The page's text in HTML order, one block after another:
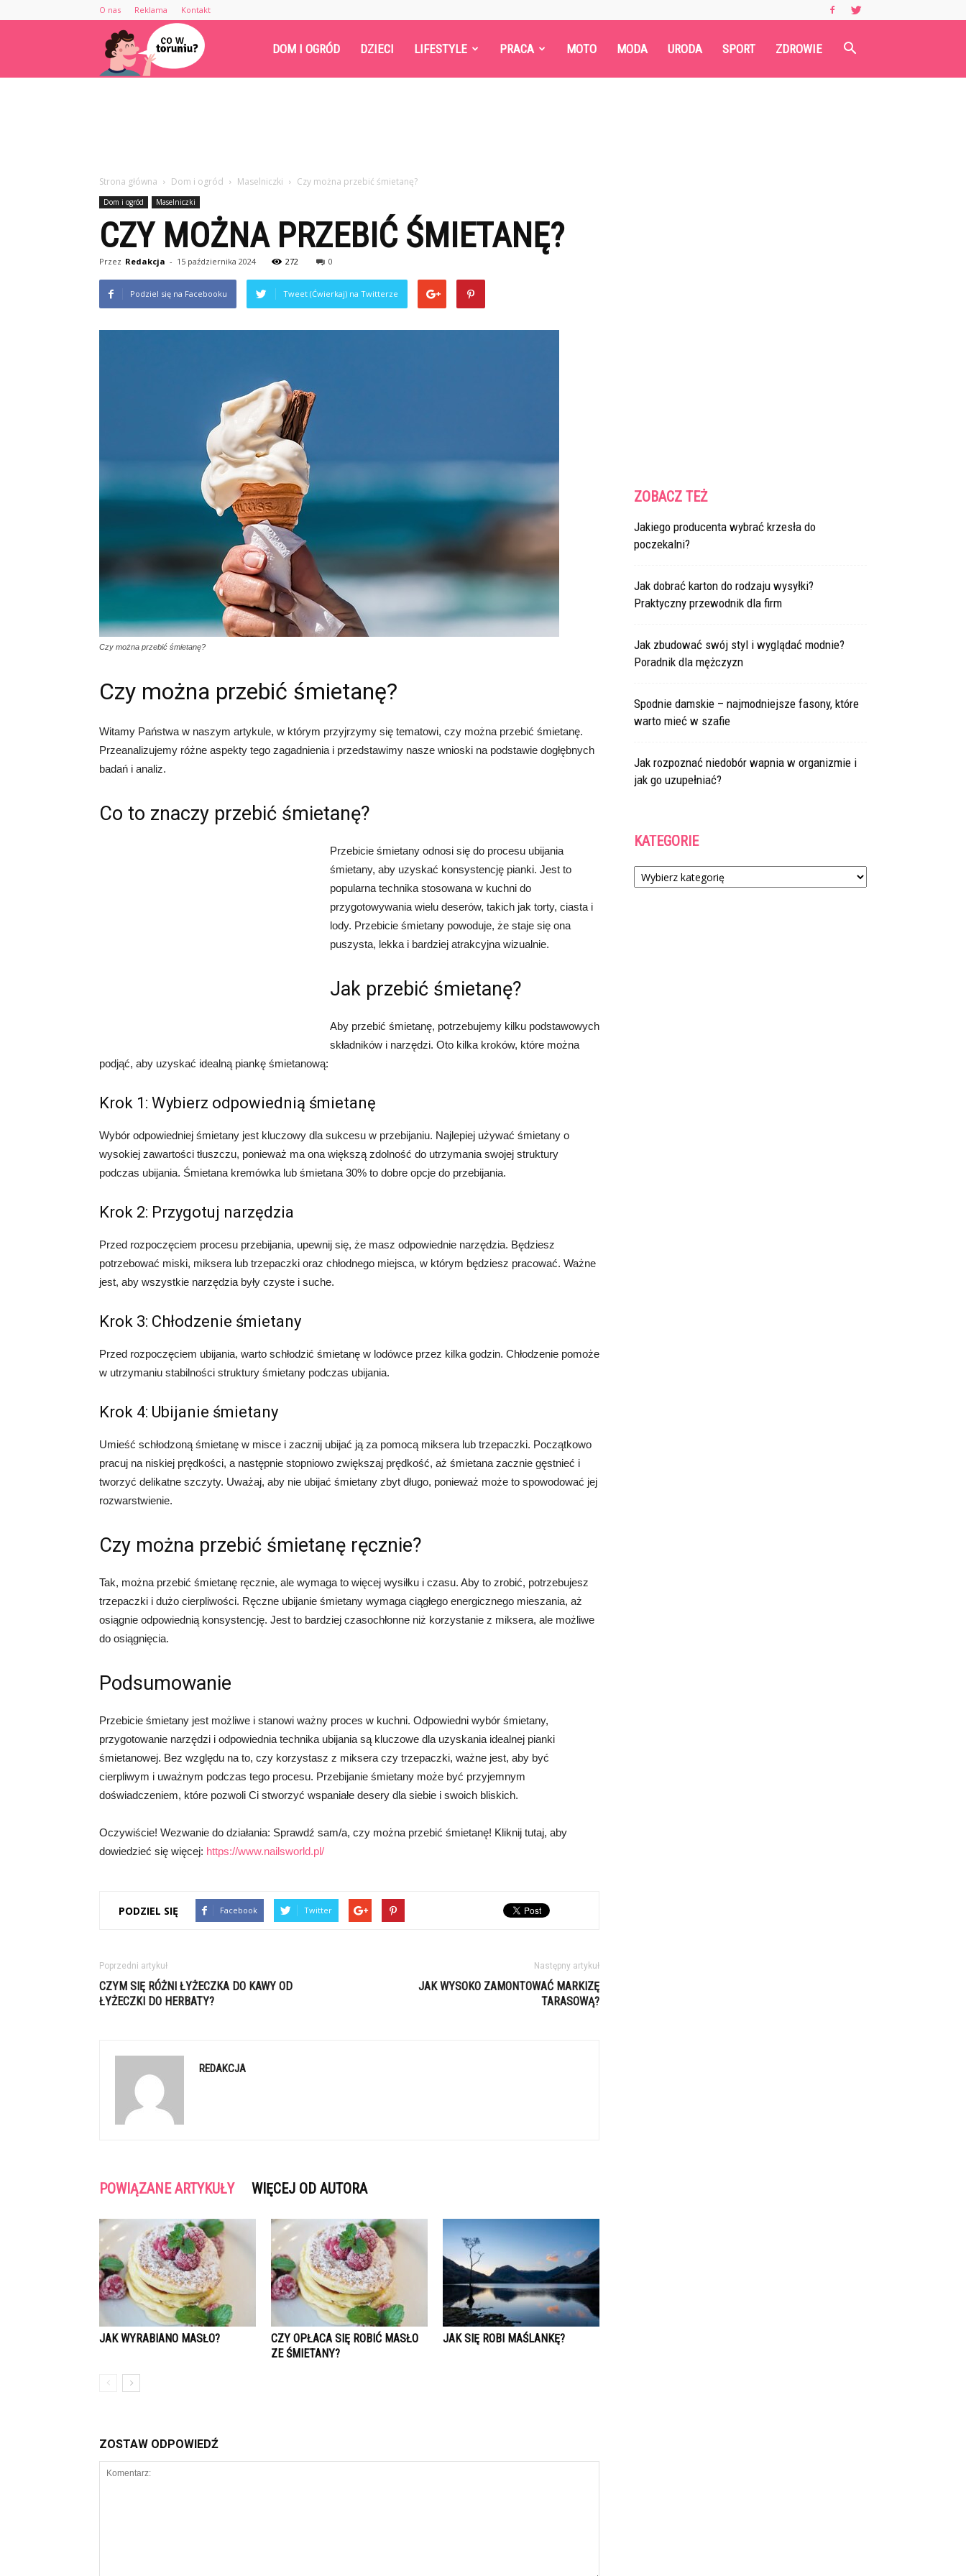
O nas Reklama Kontakt
Cowtoruniu.pl DOM I OGRÓD DZIECI LIFESTYLE PRACA MOTO MODA URODA SPORT ZDROWIE
Strona główna Dom i ogród Maselniczki Czy można przebić śmietanę?
Dom i ogród Maselniczki
CZY MOŻNA PRZEBIĆ ŚMIETANĘ?
Przez Redakcja - 15 października 2024 272 0
Podziel się na Facebooku Tweet (Ćwierkaj) na Twitterze
Czy można przebić śmietanę?
Czy można przebić śmietanę?
Witamy Państwa w naszym artykule, w którym przyjrzymy się tematowi, czy można przebić śmietanę.
Przeanalizujemy różne aspekty tego zagadnienia i przedstawimy nasze wnioski na podstawie dogłębnych
badań i analiz.
Co to znaczy przebić śmietanę?
Przebicie śmietany odnosi się do procesu ubijania
śmietany, aby uzyskać konsystencję pianki. Jest to
popularna technika stosowana w kuchni do
przygotowywania wielu deserów, takich jak torty, ciasta i
lody. Przebicie śmietany powoduje, że staje się ona
puszysta, lekka i bardziej atrakcyjna wizualnie.
Jak przebić śmietanę?
Aby przebić śmietanę, potrzebujemy kilku podstawowych
składników i narzędzi. Oto kilka kroków, które można
podjąć, aby uzyskać idealną piankę śmietanową:
Krok 1: Wybierz odpowiednią śmietanę
Wybór odpowiedniej śmietany jest kluczowy dla sukcesu w przebijaniu. Najlepiej używać śmietany o
wysokiej zawartości tłuszczu, ponieważ ma ona większą zdolność do utrzymania swojej struktury
podczas ubijania. Śmietana kremówka lub śmietana 30% to dobre opcje do przebijania.
Krok 2: Przygotuj narzędzia
Przed rozpoczęciem procesu przebijania, upewnij się, że masz odpowiednie narzędzia. Będziesz
potrzebować miski, miksera lub trzepaczki oraz chłodnego miejsca, w którym będziesz pracować. Ważne
jest, aby wszystkie narzędzia były czyste i suche.
Krok 3: Chłodzenie śmietany
Przed rozpoczęciem ubijania, warto schłodzić śmietanę w lodówce przez kilka godzin. Chłodzenie pomoże
w utrzymaniu stabilności struktury śmietany podczas ubijania.
Krok 4: Ubijanie śmietany
Umieść schłodzoną śmietanę w misce i zacznij ubijać ją za pomocą miksera lub trzepaczki. Początkowo
pracuj na niskiej prędkości, a następnie stopniowo zwiększaj prędkość, aż śmietana zacznie gęstnieć i
tworzyć delikatne szczyty. Uważaj, aby nie ubijać śmietany zbyt długo, ponieważ może to spowodować jej
rozwarstwienie.
Czy można przebić śmietanę ręcznie?
Tak, można przebić śmietanę ręcznie, ale wymaga to więcej wysiłku i czasu. Aby to zrobić, potrzebujesz
trzepaczki i dużo cierpliwości. Ręczne ubijanie śmietany wymaga ciągłego energicznego mieszania, aż
osiągnie odpowiednią konsystencję. Jest to bardziej czasochłonne niż korzystanie z miksera, ale możliwe
do osiągnięcia.
Podsumowanie
Przebicie śmietany jest możliwe i stanowi ważny proces w kuchni. Odpowiedni wybór śmietany,
przygotowanie narzędzi i odpowiednia technika ubijania są kluczowe dla uzyskania idealnej pianki
śmietanowej. Bez względu na to, czy korzystasz z miksera czy trzepaczki, ważne jest, aby być
cierpliwym i uważnym podczas tego procesu. Przebijanie śmietany może być przyjemnym
doświadczeniem, które pozwoli Ci stworzyć wspaniałe desery dla siebie i swoich bliskich.
Oczywiście! Wezwanie do działania: Sprawdź sam/a, czy można przebić śmietanę! Kliknij tutaj, aby
dowiedzieć się więcej: https://www.nailsworld.pl/
PODZIEL SIĘ Facebook Twitter
Poprzedni artykuł
CZYM SIĘ RÓŻNI ŁYŻECZKA DO KAWY OD
ŁYŻECZKI DO HERBATY?
Następny artykuł
JAK WYSOKO ZAMONTOWAĆ MARKIZĘ
TARASOWĄ?
REDAKCJA
POWIĄZANE ARTYKUŁY WIĘCEJ OD AUTORA
JAK WYRABIANO MASŁO?
CZY OPŁACA SIĘ ROBIĆ MASŁO
ZE ŚMIETANY?
JAK SIĘ ROBI MAŚLANKĘ?
ZOSTAW ODPOWIEDŹ
ZOBACZ TEŻ
Jakiego producenta wybrać krzesła do
poczekalni?
Jak dobrać karton do rodzaju wysyłki?
Praktyczny przewodnik dla firm
Jak zbudować swój styl i wyglądać modnie?
Poradnik dla mężczyzn
Spodnie damskie – najmodniejsze fasony, które
warto mieć w szafie
Jak rozpoznać niedobór wapnia w organizmie i
jak go uzupełniać?
KATEGORIE
Kategorie